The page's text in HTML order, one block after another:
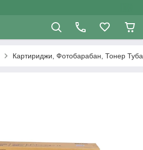
Картириджи, Фотобарабан, Тонер Туба